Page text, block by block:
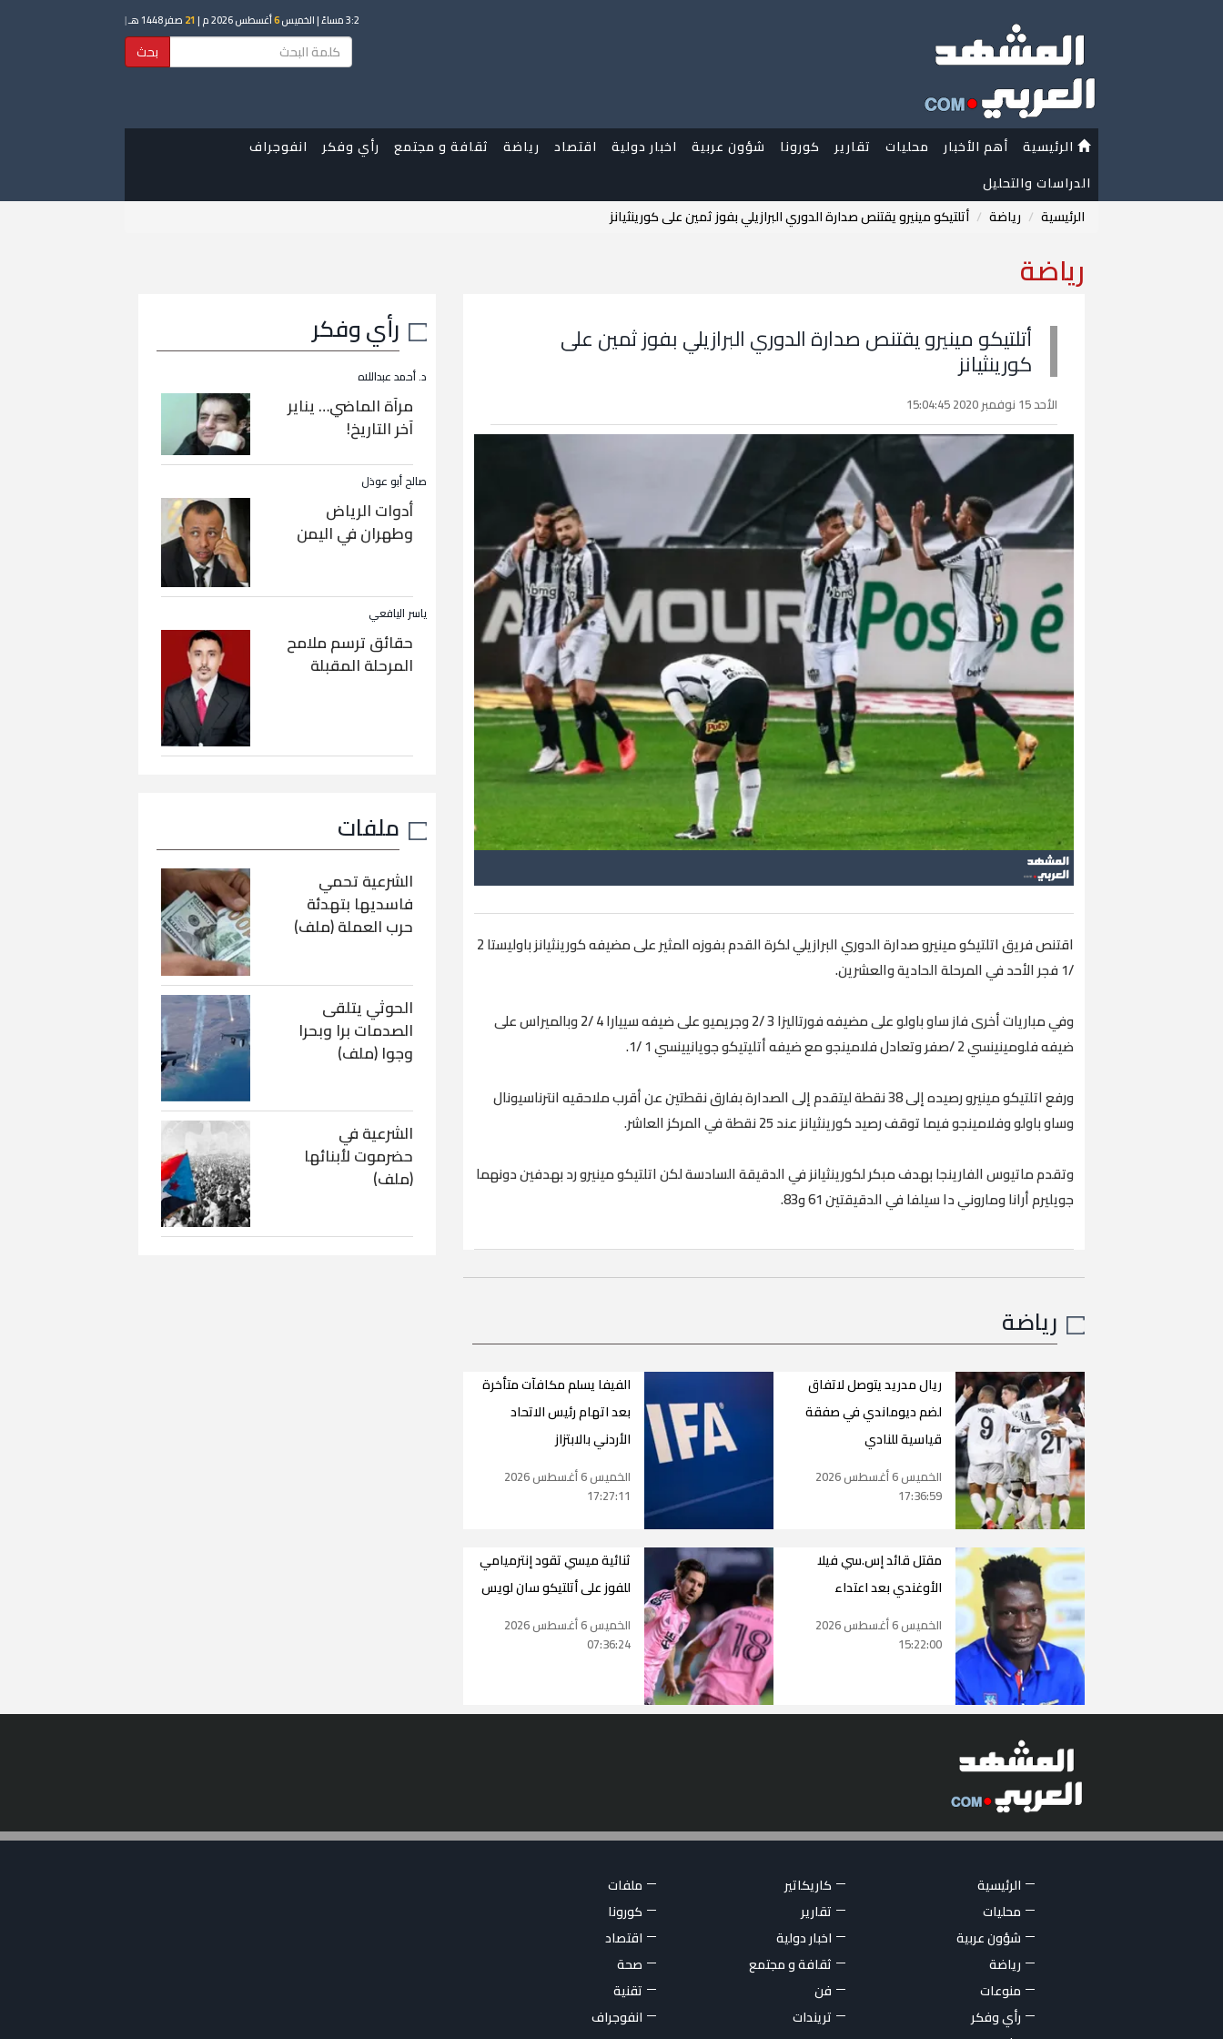
3:2 مساءً | الخميس6أغسطس 2026 م | 21 صفر 1448 هـ |
بحث
الرئيسية أهم الأخبار محليات تقارير كورونا شؤون عربية اخبار دولية اقتصاد رياضة ثقافة و مجتمع رأي وفكر
انفوجراف
الدراسات والتحليل
الرئيسية
رياضة أتلتيكو مينيرو يقتنص صدارة الدوري البرازيلي بفوز ثمين على كورينثيانز
رياضة
أتلتيكو مينيرو يقتنص صدارة الدوري البرازيلي بفوز ثمين على
كورينثيانز
الأحد 15 نوفمبر 2020 15:04:45
اقتنص فريق اتلتيكو مينيرو صدارة الدوري البرازيلي لكرة القدم بفوزه المثير على مضيفه كورينثيانز باوليستا 2
/1 فجر الأحد في المرحلة الحادية والعشرين.
وفي مباريات أخرى فاز ساو باولو على مضيفه فورتاليزا 3 /2 وجريميو على ضيفه سييارا 4 /2 وبالميراس على
ضيفه فلومينينسي 2 /صفر وتعادل فلامينجو مع ضيفه أتليتيكو جويانيينسي 1 /1.
ورفع اتلتيكو مينيرو رصيده إلى 38 نقطة ليتقدم إلى الصدارة بفارق نقطتين عن أقرب ملاحقيه انترناسيونال
وساو باولو وفلامينجو فيما توقف رصيد كورينثيانز عند 25 نقطة في المركز العاشر.
وتقدم ماتيوس الفارينجا بهدف مبكر لكورينثيانز في الدقيقة السادسة لكن اتلتيكو مينيرو رد بهدفين دونهما
جويليرم أرانا وماروني دا سيلفا في الدقيقتين 61 و83.
رياضة
ريال مدريد يتوصل لاتفاق
لضم ديوماندي في صفقة
قياسية للنادي
الخميس 6 أغسطس 2026
17:36:59
الفيفا يسلم مكافآت متأخرة
بعد اتهام رئيس الاتحاد
الأردني بالابتزاز
الخميس 6 أغسطس 2026
17:27:11
مقتل قائد إس.سي فيلا
الأوغندي بعد اعتداء
الخميس 6 أغسطس 2026
15:22:00
ثنائية ميسي تقود إنترميامي
للفوز على أتلتيكو سان لويس
الخميس 6 أغسطس 2026
07:36:24
رأي وفكر
د. أحمد عبداللاه
مرآة الماضي… يناير
آخر التاريخ!
صالح أبو عوذل
أدوات الرياض
وطهران في اليمن
ياسر اليافعي
حقائق ترسم ملامح
المرحلة المقبلة
ملفات
الشرعية تحمي
فاسديها بتهدئة
حرب العملة (ملف)
الحوثي يتلقى
الصدمات برا وبحرا
وجوا (ملف)
الشرعية في
حضرموت لأبنائها
(ملف)
الرئيسية كاريكاتير
ملفات
محليات
تقارير
كورونا
شؤون عربية
اخبار دولية
اقتصاد
رياضة
ثقافة و مجتمع
صحة
منوعات
فن
تقنية
رأي وفكر
تريندات
انفوجراف